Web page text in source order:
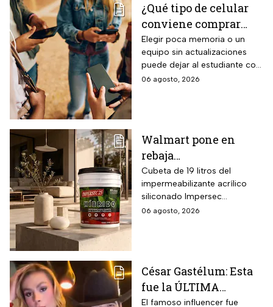
capacidad de gestión
mediante inteligencia artificial
con modo AI Auto Cooling
que ajusta automáticamente
el rendimiento según
¿Qué tipo de celular
conviene comprar
para el regreso a
clases? La guía según
el nivel escolar
Elegir poca memoria o un
equipo sin actualizaciones
puede dejar al estudiante con
un celular lento e
06 agosto, 2026
Walmart pone en
rebaja
impermeabilizante
ecológico Impersec 10
años con caucho
reciclado de 19 litros
Cubeta de 19 litros del
impermeabilizante acrílico
siliconado Impersec
formulado con hasta 60 por
térmicas frente al frío y calor,
reducción del paso de ruidos
exteriores y aplicación directa
06 agosto, 2026
César Gastélum: Esta
fue la ÚLTIMA
publicación del
El famoso influencer fue